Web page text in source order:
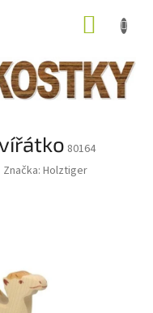
80164
Značka: Holztiger